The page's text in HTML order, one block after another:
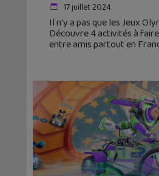
17 juillet 2024
Il n'y a pas que les Jeux
Découvre 4 activités à
entre amis partout en